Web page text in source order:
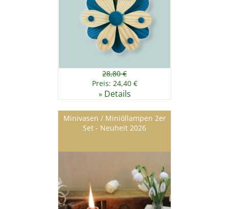
28,80 €
Preis: 24,40 €
» Details
Minivasen / Miniöllampen 2er
Set - Neuheit 2026